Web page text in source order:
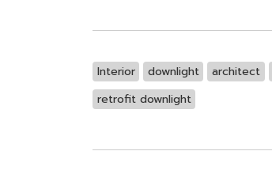
Interior downlight architect
retrofit downlight